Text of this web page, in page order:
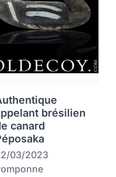
brésilien
canard
03/2023